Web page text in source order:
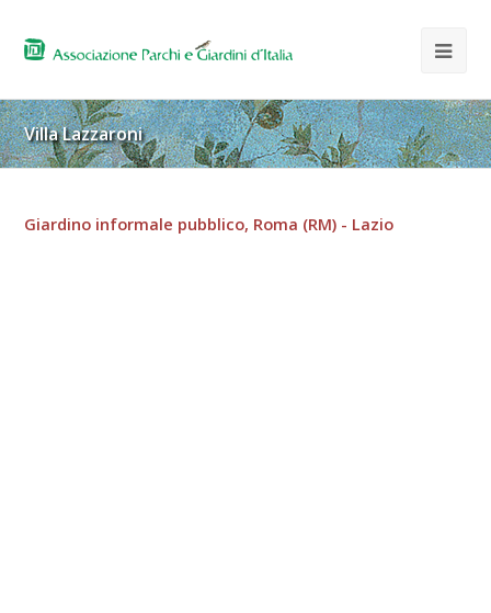
Villa Lazzaroni
Giardino informale pubblico, Roma (RM) - Lazio